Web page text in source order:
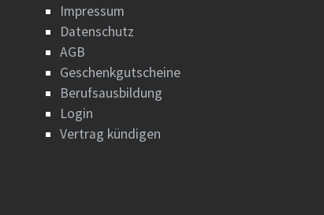
Impressum
Datenschutz
AGB
Geschenkgutscheine
Berufsausbildung
Login
Vertrag kündigen